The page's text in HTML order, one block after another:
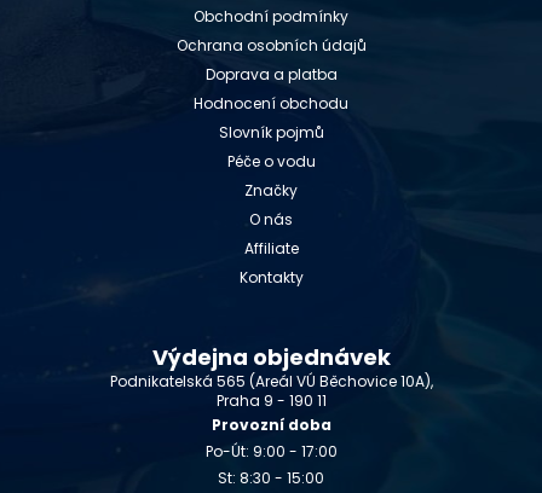
Obchodní podmínky
Ochrana osobních údajů
Doprava a platba
Hodnocení obchodu
Slovník pojmů
Péče o vodu
Značky
O nás
Affiliate
Kontakty
Výdejna objednávek
Podnikatelská 565 (Areál VÚ Běchovice 10A),
Praha 9 - 190 11
Provozní doba
Po-Út: 9:00 - 17:00
St: 8:30 - 15:00